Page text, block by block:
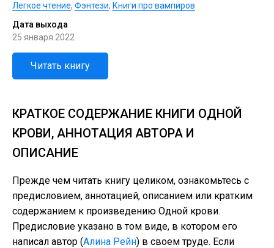
Легкое чтение, Фэнтези, Книги про вампиров
Дата выхода
25 января 2022
Читать книгу
КРАТКОЕ СОДЕРЖАНИЕ КНИГИ ОДНОЙ
КРОВИ, АННОТАЦИЯ АВТОРА И
ОПИСАНИЕ
Прежде чем читать книгу целиком, ознакомьтесь с
предисловием, аннотацией, описанием или кратким
содержанием к произведению Одной крови.
Предисловие указано в том виде, в котором его
написал автор (Алина Рейн) в своем труде. Если